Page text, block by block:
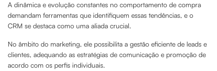
A dinâmica e evolução constantes no comportamento de compra
demandam ferramentas que identifiquem essas tendências, e o
CRM se destaca como uma aliada crucial.
No âmbito do marketing, ele possibilita a gestão eficiente de leads e
clientes, adequando as estratégias de comunicação e promoção de
acordo com os perfis individuais.